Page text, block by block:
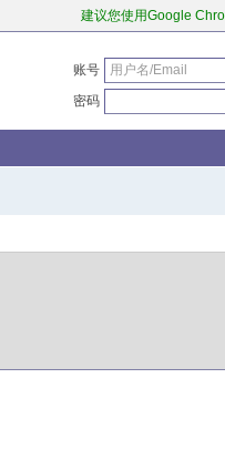
建议您使用Google
账号
密码